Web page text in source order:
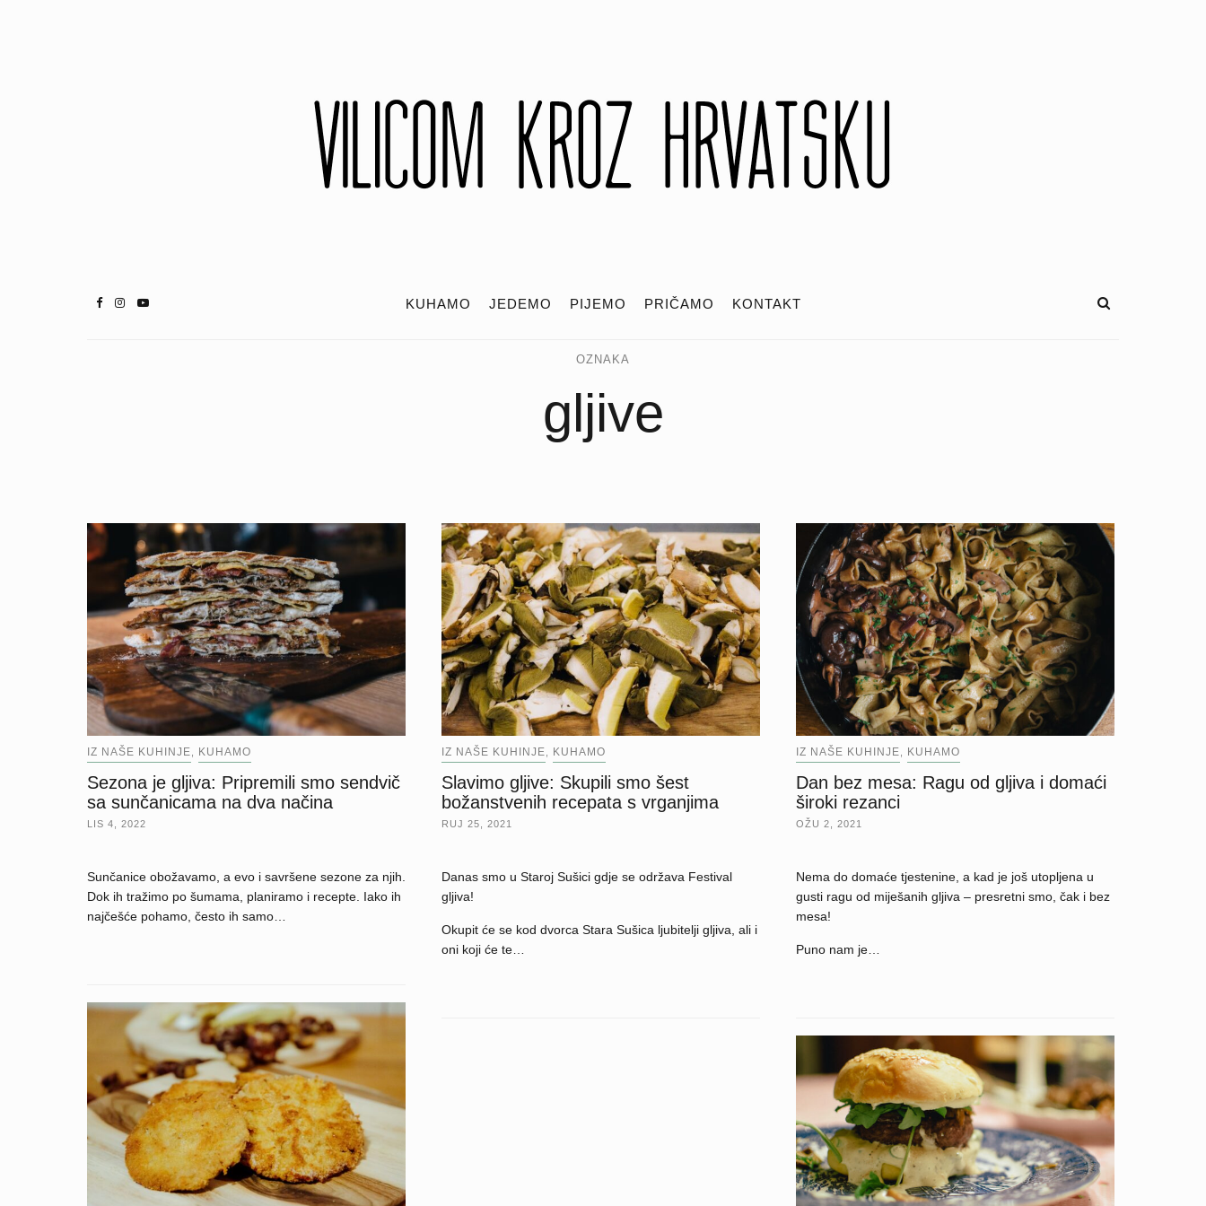
KUHAMO JEDEMO PIJEMO PRIČAMO KONTAKT
OZNAKA
gljive
IZ NAŠE KUHINJE KUHAMO
Sezona je gljiva: Pripremili smo sendvič
sa sunčanicama na dva načina
LIS 4, 2022
Sunčanice obožavamo, a evo i savršene sezone za njih.
Dok ih tražimo po šumama, planiramo i recepte. Iako ih
najčešće pohamo, često ih samo…
IZ NAŠE KUHINJE KUHAMO
Slavimo gljive: Skupili smo šest
božanstvenih recepata s vrganjima
RUJ 25, 2021
Danas smo u Staroj Sušici gdje se održava Festival
gljiva!
Okupit će se kod dvorca Stara Sušica ljubitelji gljiva, ali i
oni koji će te…
IZ NAŠE KUHINJE KUHAMO
Dan bez mesa: Ragu od gljiva i domaći
široki rezanci
OŽU 2, 2021
Nema do domaće tjestenine, a kad je još utopljena u
gusti ragu od miješanih gljiva – presretni smo, čak i bez
mesa!
Puno nam je…